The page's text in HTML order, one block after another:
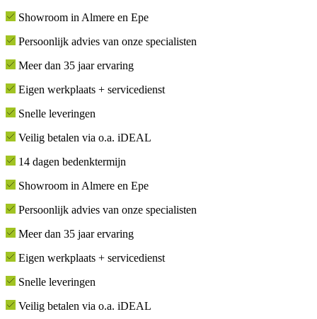
Showroom in Almere en Epe
Persoonlijk advies van onze specialisten
Meer dan 35 jaar ervaring
Eigen werkplaats + servicedienst
Snelle leveringen
Veilig betalen via o.a. iDEAL
14 dagen bedenktermijn
Showroom in Almere en Epe
Persoonlijk advies van onze specialisten
Meer dan 35 jaar ervaring
Eigen werkplaats + servicedienst
Snelle leveringen
Veilig betalen via o.a. iDEAL